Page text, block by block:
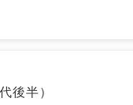
後半）